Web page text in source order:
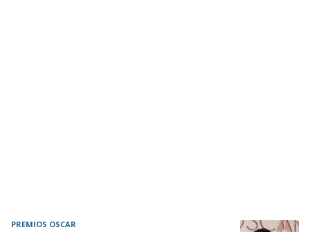
PREMIOS OSCAR